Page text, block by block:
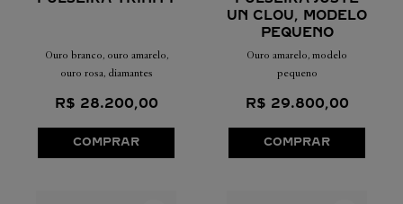
Ouro branco, ouro amarelo,
ouro rosa, diamantes
R$ 28.200,00
COMPRAR
UN CLOU, MODELO
PEQUENO
Ouro amarelo, modelo
pequeno
R$ 29.800,00
COMPRAR